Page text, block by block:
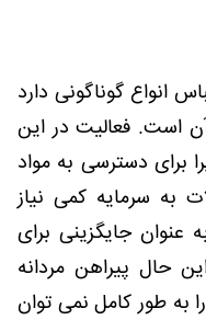
انواع گوناگونی دارد
است. فعالیت در این
دسترسی به مواد
به سرمایه کمی نیاز
جایگزینی برای
حال پیراهن مردانه
به طور کامل نمی توان